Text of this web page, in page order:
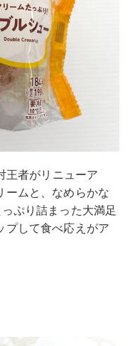
王者がリニューア
ームと、なめらかな
ぷり詰まった大満足
プして食べ応えがア